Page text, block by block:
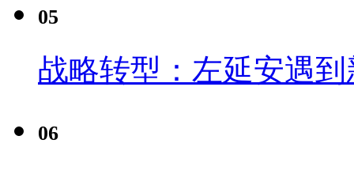
05
战略转型：左延安遇
06